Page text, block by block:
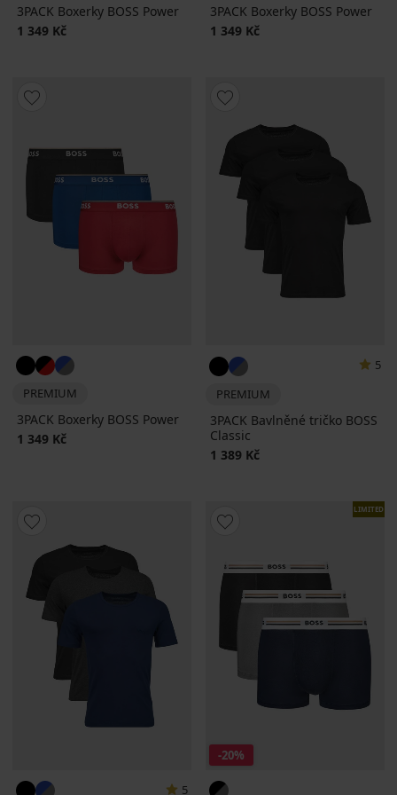
3PACK Boxerky BOSS Power
1 349 Kč
3PACK Boxerky BOSS Power
1 349 Kč
PREMIUM
3PACK Boxerky BOSS Power
1 349 Kč
5
PREMIUM
3PACK Bavlněné tričko BOSS
Classic
1 389 Kč
5
LIMITED
-20%